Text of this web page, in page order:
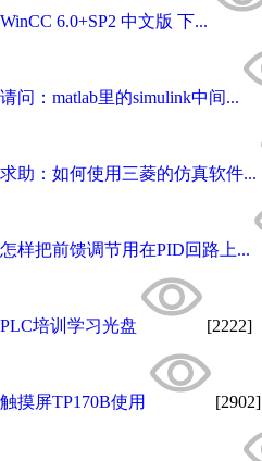
WinCC 6.0+SP2 中文版 下...
请问：matlab里的simulink中间...
求助：如何使用三菱的仿真软件...
怎样把前馈调节用在PID回路上...
PLC培训学习光盘 [2222]
触摸屏TP170B使用 [2902]